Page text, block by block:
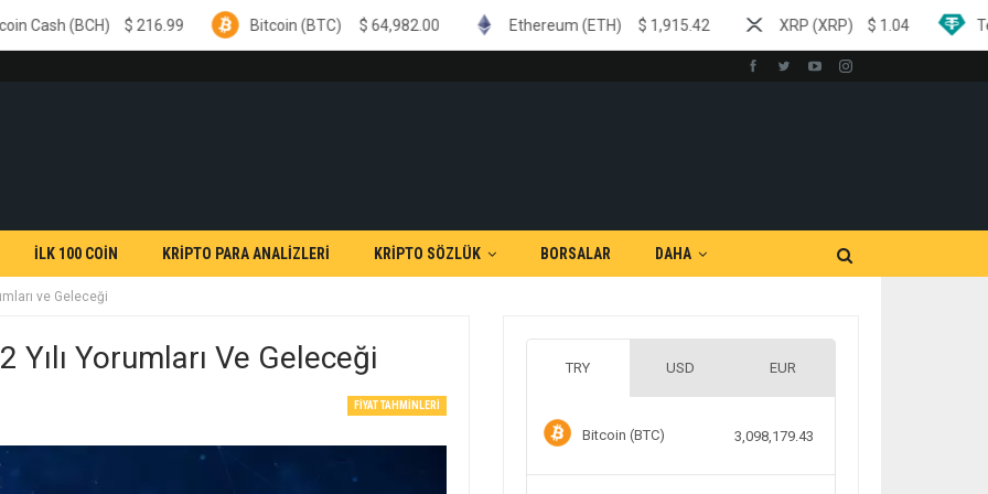
İLK 100 COİN KRİPTO PARA ANALİZLERİ KRİPTO SÖZLÜK BORSALAR DAHA
ve Geleceği
Yılı Yorumları Ve Geleceği
FIYAT TAHMINLERI
TRY USD EUR
Bitcoin (BTC) 3,098,179.43
$216.99 Bitcoin (BTC) 64,982.00 Ethereum (ETH) $1,915.42 XRP (XRP) $1.04 Tether (USDT) $